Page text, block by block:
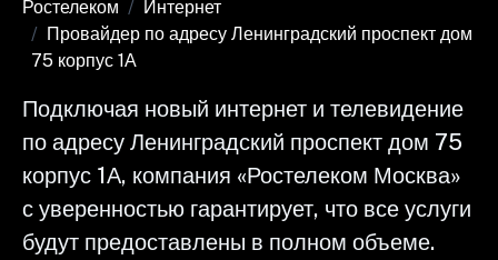
Ростелеком
Интернет
Провайдер по адресу Ленинградский проспект дом
75 корпус 1А
Подключая новый интернет и телевидение
по адресу Ленинградский проспект дом 75
корпус 1А, компания «Ростелеком Москва»
с уверенностью гарантирует, что все услуги
будут предоставлены в полном объеме.